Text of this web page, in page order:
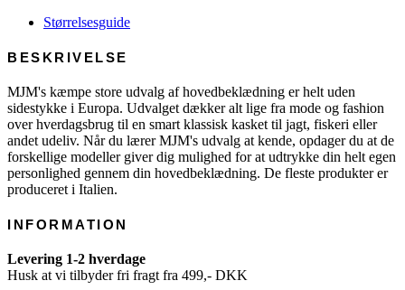
Størrelsesguide
BESKRIVELSE
MJM's kæmpe store udvalg af hovedbeklædning er helt uden
sidestykke i Europa. Udvalget dækker alt lige fra mode og fashion
over hverdagsbrug til en smart klassisk kasket til jagt, fiskeri eller
andet udeliv. Når du lærer MJM's udvalg at kende, opdager du at de
forskellige modeller giver dig mulighed for at udtrykke din helt egen
personlighed gennem din hovedbeklædning. De fleste produkter er
produceret i Italien.
INFORMATION
Levering 1-2 hverdage
Husk at vi tilbyder fri fragt fra 499,- DKK